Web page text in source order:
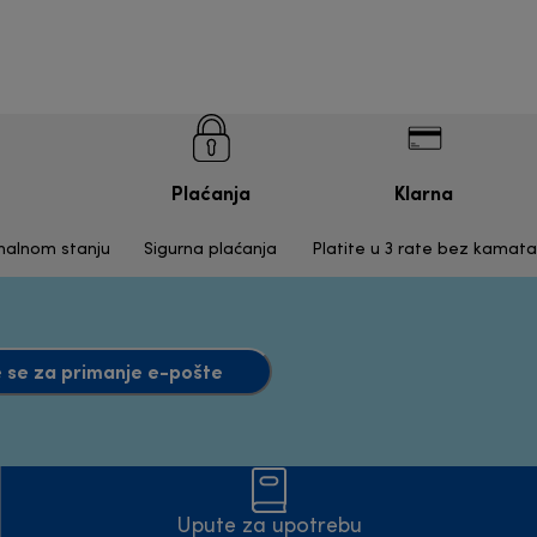
stanju
Plaćanja
Sigurna plaćanja
Klarna
Platite u 3 rate bez kamata
se za primanje e-pošte
Upute za upotrebu